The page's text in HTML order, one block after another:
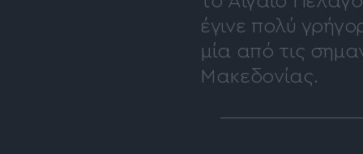
έγινε πολύ
μία από τις
Μακεδονίας.